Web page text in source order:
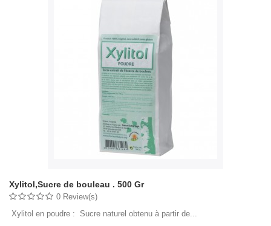
Xylitol,Sucre de bouleau . 500 Gr
0 Review(s)
Xylitol en poudre : Sucre naturel obtenu à partir de...